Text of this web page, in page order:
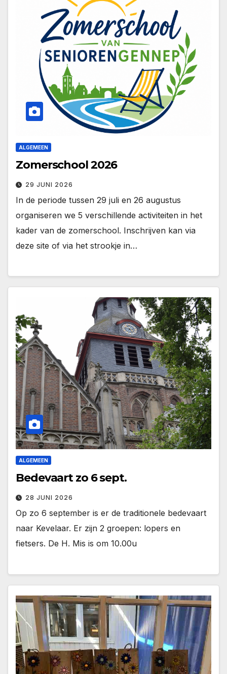
ALGEMEEN
Zomerschool 2026
29 JUNI 2026
In de periode tussen 29 juli en 26 augustus
organiseren we 5 verschillende activiteiten in het
kader van de zomerschool. Inschrijven kan via
deze site of via het strookje in…
ALGEMEEN
Bedevaart zo 6 sept.
28 JUNI 2026
Op zo 6 september is er de traditionele bedevaart
naar Kevelaar. Er zijn 2 groepen: lopers en
fietsers. De H. Mis is om 10.00u